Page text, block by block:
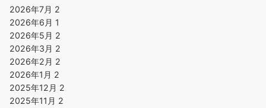
2026年7月 2
2026年6月 1
2026年5月 2
2026年3月 2
2026年2月 2
2026年1月 2
2025年12月 2
2025年11月 2